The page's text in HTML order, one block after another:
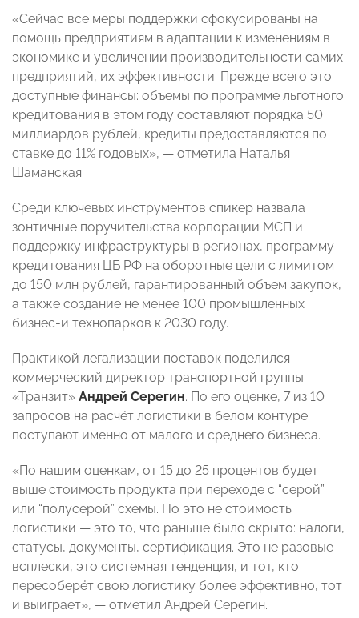
«Сейчас все меры поддержки сфокусированы на
помощь предприятиям в адаптации к изменениям в
экономике и увеличении производительности самих
предприятий, их эффективности. Прежде всего это
доступные финансы: объемы по программе льготного
кредитования в этом году составляют порядка 50
миллиардов рублей, кредиты предоставляются по
ставке до 11% годовых», — отметила Наталья
Шаманская.
Среди ключевых инструментов спикер назвала
зонтичные поручительства корпорации МСП и
поддержку инфраструктуры в регионах, программу
кредитования ЦБ РФ на оборотные цели с лимитом
до 150 млн рублей, гарантированный объем закупок,
а также создание не менее 100 промышленных
бизнес-и технопарков к 2030 году.
Практикой легализации поставок поделился
коммерческий директор транспортной группы
«Транзит» Андрей Серегин. По его оценке, 7 из 10
запросов на расчёт логистики в белом контуре
поступают именно от малого и среднего бизнеса.
«По нашим оценкам, от 15 до 25 процентов будет
выше стоимость продукта при переходе с “серой”
или “полусерой” схемы. Но это не стоимость
логистики — это то, что раньше было скрыто: налоги,
статусы, документы, сертификация. Это не разовые
всплески, это системная тенденция, и тот, кто
пересоберёт свою логистику более эффективно, тот
и выиграет», — отметил Андрей Серегин.